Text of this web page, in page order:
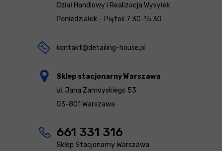
Dział Handlowy i Realizacja Wysyłek
Poniedziałek – Piątek 7:30-15.30
kontakt@detailing-house.pl
Sklep stacjonarny Warszawa
ul. Jana Zamoyskiego 53
03-801 Warszawa
661 331 316
Sklep Stacjonarny Warszawa